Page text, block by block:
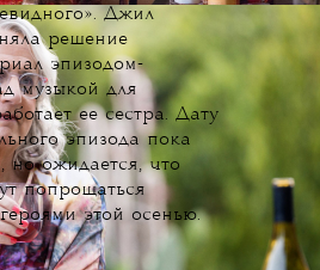
Джил
решение
эпизодом-
музыкой для
ее сестра. Дату
эпизода пока
но ожидается, что
попрощаться
этой осенью.